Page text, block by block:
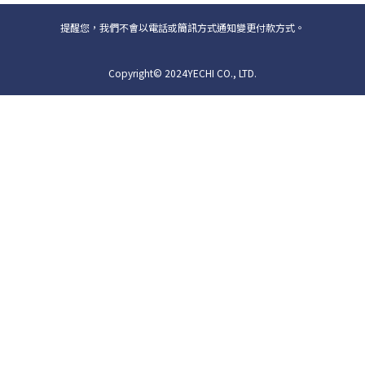
提醒您，我們不會以電話或簡訊方式通知變更付款方式。
Copyright© 2024YECHI CO., LTD.